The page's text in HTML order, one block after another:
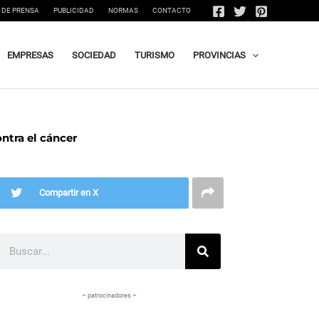
PRENSA PUBLICIDAD NORMAS CONTACTO
EMPRESAS SOCIEDAD TURISMO PROVINCIAS
el cáncer
Compartir en X
– patrocinadores –